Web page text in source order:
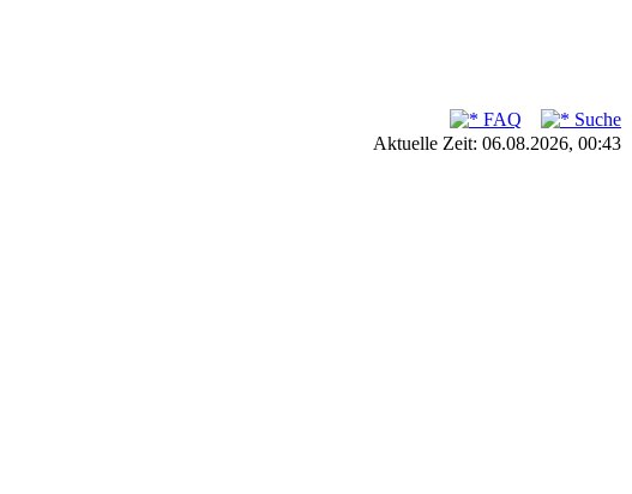
FAQ
Suche
Aktuelle Zeit: 06.08.2026, 00:43